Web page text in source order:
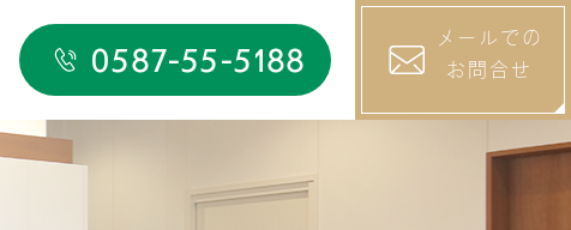
0587-55-5188
メールでの
お問合せ